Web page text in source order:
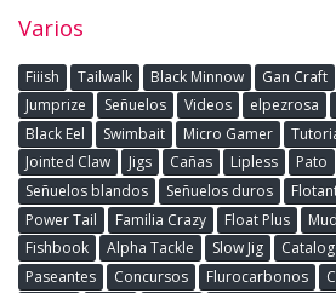
Varios
Fiiish Tailwalk Black Minnow Gan Craft
Jumprize
Señuelos Videos elpezrosa
Black Eel
Swimbait Micro Gamer
Jointed Claw
Jigs Cañas Lipless Pato
Señuelos blandos
Señuelos duros
Power Tail
Familia Crazy Float Plus
Fishbook
Alpha Tackle Slow Jig
Paseantes
Concursos Flurocarbonos